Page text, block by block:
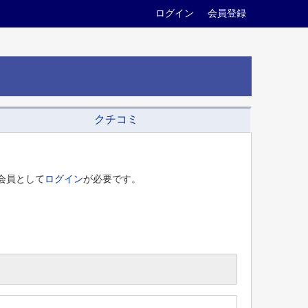
ログイン 会員登録
クチコミ
員としてログインが必要です。